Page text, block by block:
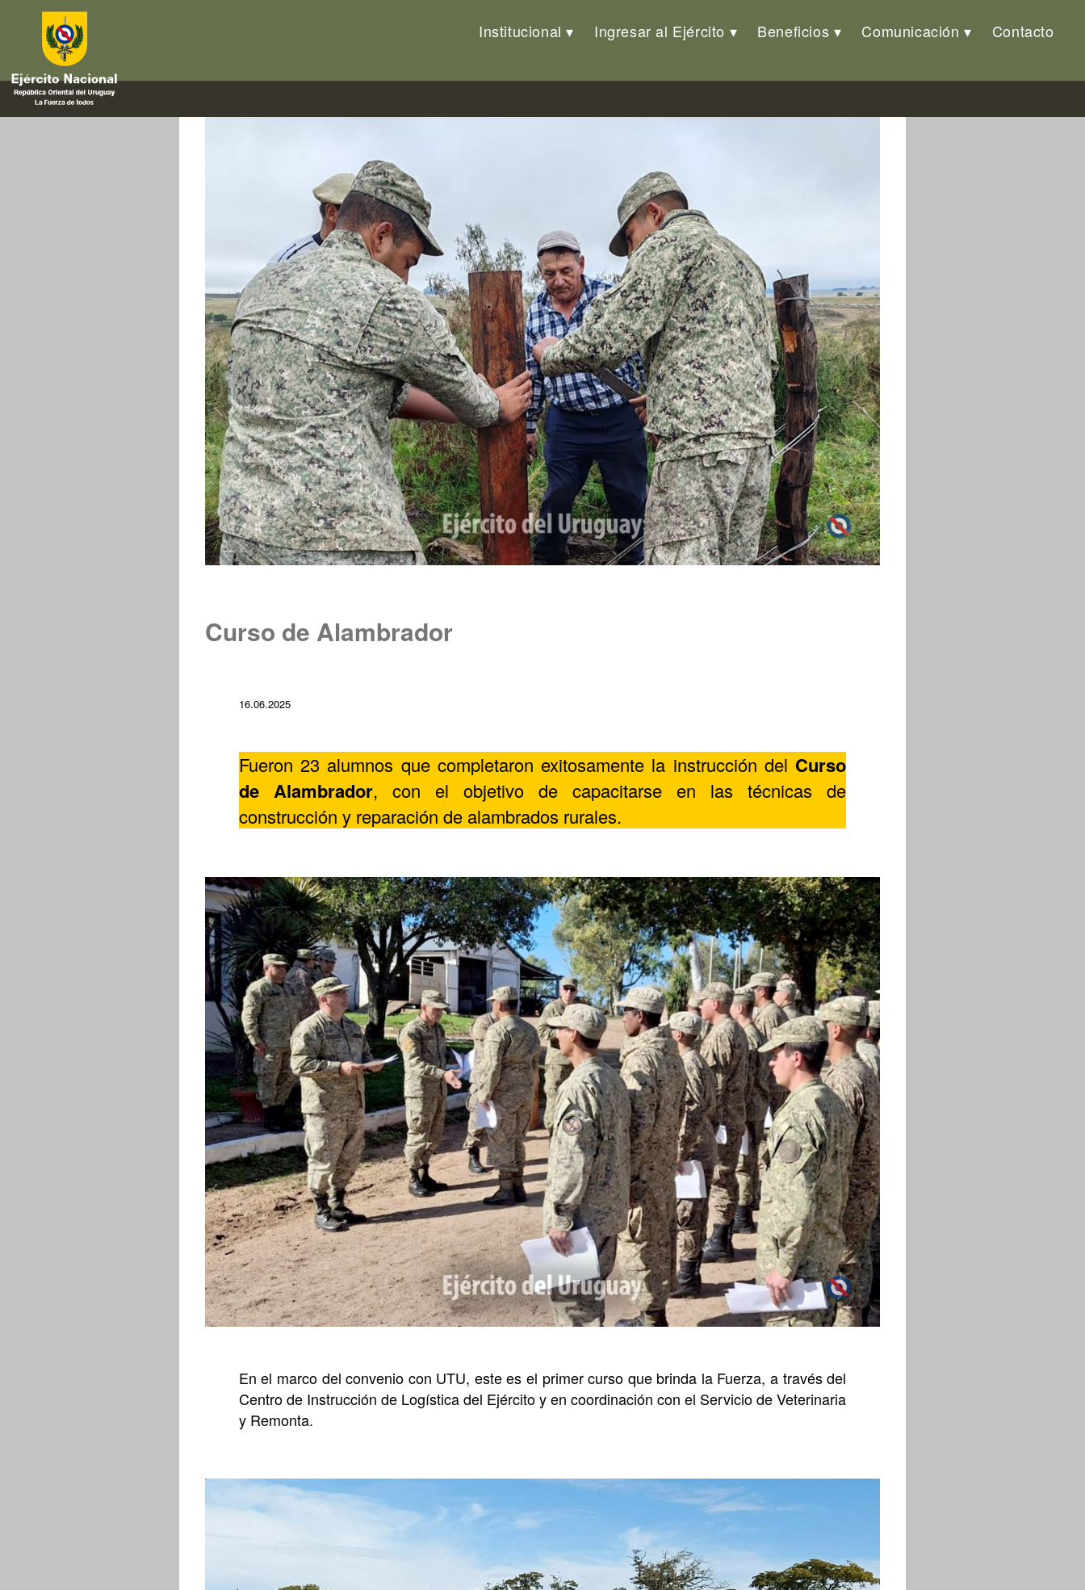
Institucional Ingresar al Ejército Beneficios Comunicación Contacto
Curso de Alambrador
16.06.2025
Fueron 23 alumnos que completaron exitosamente la instrucción del Curso
de Alambrador, con el objetivo de capacitarse en las técnicas de
construcción y reparación de alambrados rurales.
En el marco del convenio con UTU, este es el primer curso que brinda la Fuerza, a través del
Centro de Instrucción de Logística del Ejército y en coordinación con el Servicio de Veterinaria
y Remonta.